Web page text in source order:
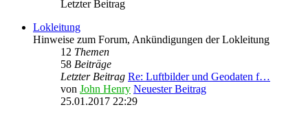
Letzter Beitrag
Lokleitung
Hinweise zum Forum, Ankündigungen der Lokleitung
12 Themen
58 Beiträge
Letzter Beitrag Re: Luftbilder und Geodaten f…
von John Henry Neuester Beitrag
25.01.2017 22:29